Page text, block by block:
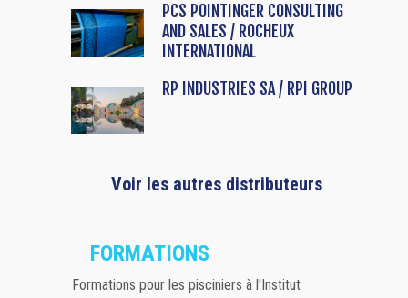
PCS POINTINGER CONSULTING
AND SALES / ROCHEUX
INTERNATIONAL
RP INDUSTRIES SA / RPI GROUP
Voir les autres distributeurs
FORMATIONS
Formations pour les pisciniers à l'Institut